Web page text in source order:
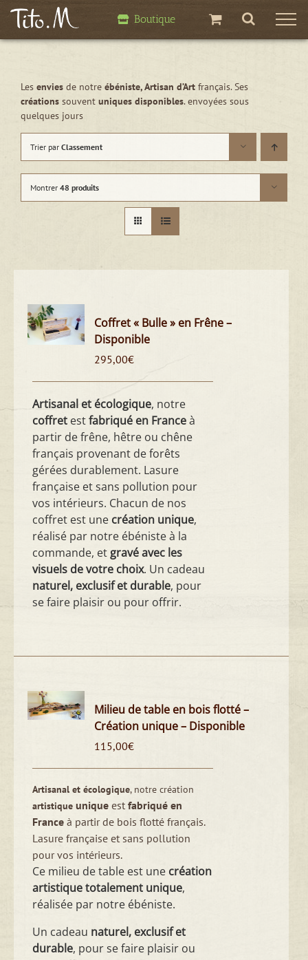
Passer
Boutique
Les envies de notre ébéniste, Artisan d’Art français. Ses
créations souvent uniques disponibles. envoyées sous
quelques jours
Trier par Classement
Montrer 48 produits
Coffret « Bulle » en Frêne –
Disponible
295,00€
Artisanal et écologique, notre
coffret estfabriqué en Franceà
partir de frêne, hêtre ou chêne
français provenant de forêts
gérées durablement. Lasure
française et sans pollution pour
vos intérieurs. Chacun de nos
coffret est une création unique,
réalisé par notre ébéniste à la
commande, et gravé avec les
visuels de votre choix. Un cadeau
naturel, exclusif et durable, pour
se faire plaisir ou pour offrir.
Milieu de table en bois flotté –
Création unique – Disponible
115,00€
Artisanal et écologique, notre création
artistiqueuniqueestfabriqué en
France à partir de bois flotté français.
Lasure française et sans pollution
pour vos intérieurs.
Ce milieu de table est une création
artistique totalement unique,
réalisée par notre ébéniste.
Un cadeau naturel, exclusif et
durable, pour se faire plaisir ou